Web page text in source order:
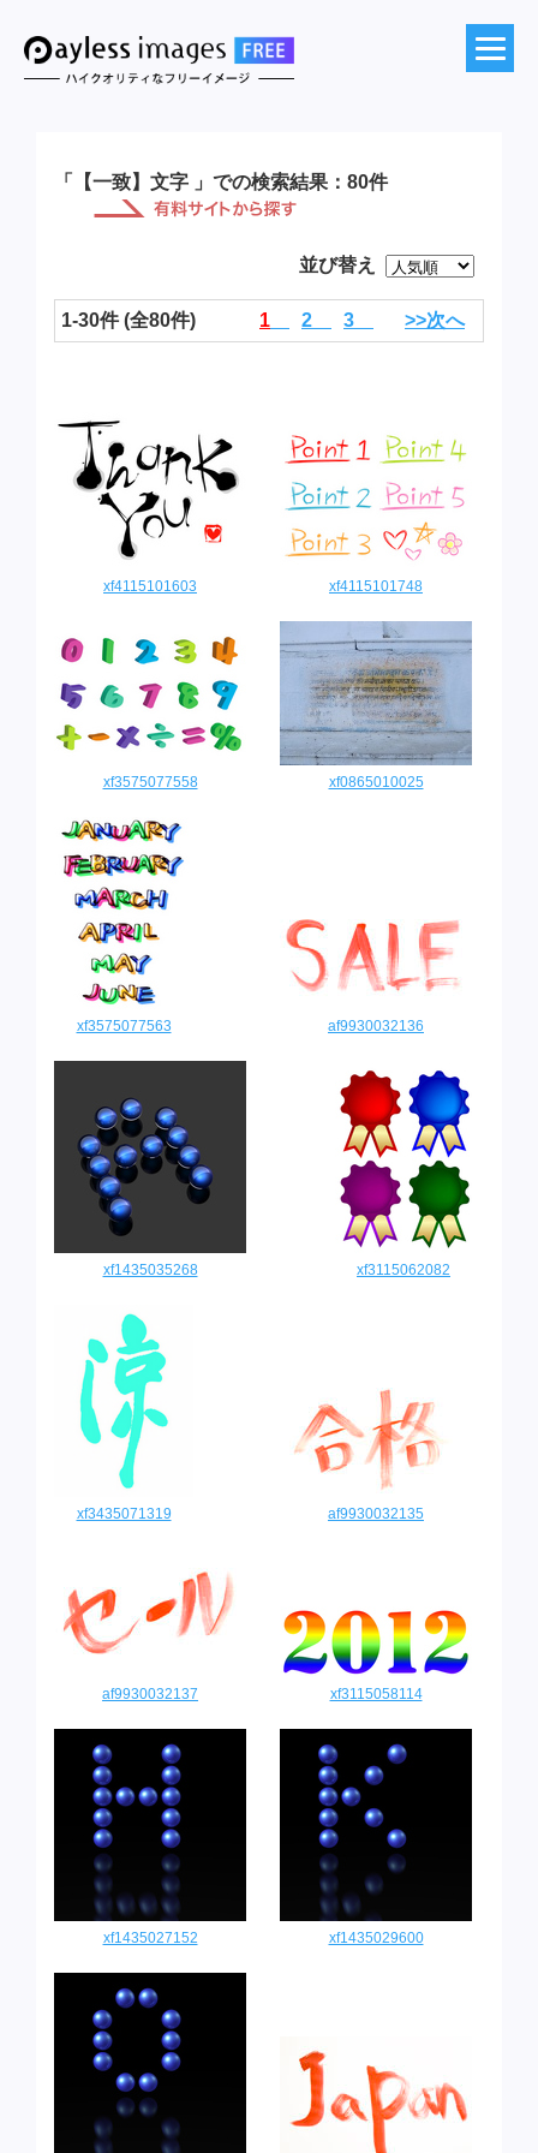
「【一致】文字 」での検索結果：80件
並び替え
1-30件 (全80件) 1 2 3 >>次へ
xf4115101603 xf4115101748
xf3575077558 xf0865010025
xf3575077563 af9930032136
xf1435035268 xf3115062082
xf3435071319 af9930032135
af9930032137 xf3115058114
xf1435027152 xf1435029600